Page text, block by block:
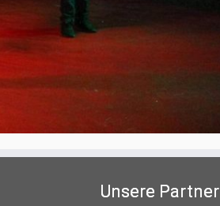
Unsere Partner